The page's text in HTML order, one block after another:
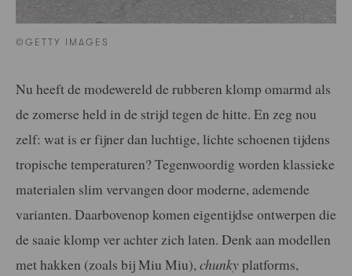
©GETTY IMAGES
Nu heeft de modewereld de rubberen klomp omarmd als
de zomerse held in de strijd tegen de hitte. En zeg nou
zelf: wat is er fijner dan luchtige, lichte schoenen tijdens
tropische temperaturen? Tegenwoordig worden klassieke
materialen slim vervangen door moderne, ademende
varianten. Daarbovenop komen eigentijdse ontwerpen die
de saaie klomp ver achter zich laten. Denk aan modellen
met hakken (zoals bij Miu Miu),chunkyplatforms,